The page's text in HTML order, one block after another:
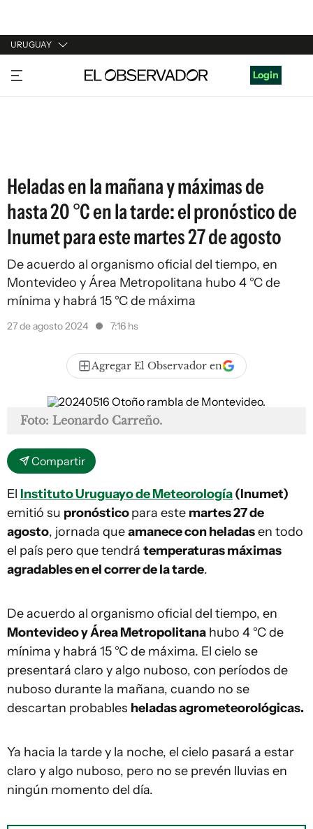
URUGUAY
URUGUAY
ARGENTINA
Login
Heladas en la mañana y máximas de
hasta 20 °C en la tarde: el pronóstico de
Inumet para este martes 27 de agosto
De acuerdo al organismo oficial del tiempo, en
Montevideo y Área Metropolitana hubo 4 °C de
mínima y habrá 15 °C de máxima
27 de agosto 2024 7:16 hs
Agregar El Observador en
Foto: Leonardo Carreño.
Compartir
El Instituto Uruguayo de Meteorología(Inumet)
emitió su pronósticopara este martes 27 de
agosto, jornada queamanece con heladasen todo
el país pero que tendrá temperaturas máximas
agradables en el correr de la tarde.
De acuerdo al organismo oficial del tiempo, en
Montevideo y Área Metropolitana hubo 4 °C de
mínima y habrá 15 °C de máxima. El cielo se
presentará claro y algo nuboso, con períodos de
nuboso durante la mañana, cuando no se
descartan probables heladas agrometeorológicas.
Ya hacia la tarde y la noche, el cielo pasará a estar
claro y algo nuboso, pero no se prevén lluvias en
ningún momento del día.